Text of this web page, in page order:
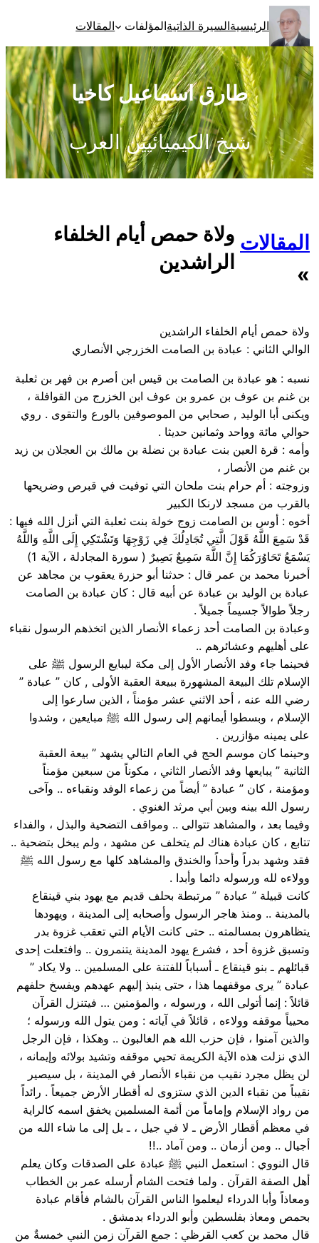
تخطى
إلى
المحتوى
الرئيسيةالسيرة الذاتيةالمؤلفات المقالات
طارق اسماعيل كاخيا
شيخ الكيميائيين العرب
المقالات
»
ولاة حمص أيام الخلفاء
الراشدين
ولاة حمص أيام الخلفاء الراشدين
الوالي الثاني : عبادة بن الصامت الخزرجي الأنصاري
نسبه : هو عبادة بن الصامت بن قيس ابن أصرم بن فهر بن ثعلبة
بن غنم بن عوف بن عمرو بن عوف ابن الخزرج من القوافلة ،
ويكنى أبا الوليد , صحابي من الموصوفين بالورع والتقوى . روي
حوالي مائة وواحد وثمانين حديثا .
وأمه : قرة العين بنت عبادة بن نضلة بن مالك بن العجلان بن زيد
بن غنم من الأنصار ،
وزوجته : أم حرام بنت ملحان التي توفيت في قبرص وضريحها
بالقرب من مسجد لارنكا الكبير
أخوه : أوس بن الصامت زوج خولة بنت ثعلبة التي أنزل الله فيها :
قَدْ سَمِعَ اللَّهُ قَوْلَ الَّتِي تُجَادِلُكَ فِي زَوْجِهَا وَتَشْتَكِي إِلَى اللَّهِ وَاللَّهُ
يَسْمَعُ تَحَاوُرَكُمَا إِنَّ اللَّهَ سَمِيعٌ بَصِيرٌ ( سورة المجادلة ، الآية 1)
أخبرنا محمد بن عمر قال : حدثنا أبو حزرة يعقوب بن مجاهد عن
عبادة بن الوليد بن عبادة عن أبيه قال : كان عبادة بن الصامت
رجلاً طوالاً جسيماً جميلاً .
وعبادة بن الصامت أحد زعماء الأنصار الذين اتخذهم الرسول نقباء
على أهليهم وعشائرهم ..
فحينما جاء وفد الأنصار الأول إلى مكة ليبايع الرسول ﷺ على
الإسلام تلك البيعة المشهورة ببيعة العقبة الأولى , كان ” عبادة ”
رضي الله عنه ، أحد الاثني عشر مؤمناً ، الذين سارعوا إلى
الإسلام ، وبسطوا أيمانهم إلى رسول الله ﷺ مبايعين ، وشدوا
على يمينه مؤازرين .
وحينما كان موسم الحج في العام التالي يشهد ” بيعة العقبة
الثانية ” يبايعها وفد الأنصار الثاني ، مكوناً من سبعين مؤمناً
ومؤمنة ، كان ” عبادة ” أيضاً من زعماء الوفد ونقباءه .. وآخى
رسول الله بينه وبين أبي مرثد الغنوي .
وفيما بعد ، والمشاهد تتوالى .. ومواقف التضحية والبذل ، والفداء
تتابع ، كان عبادة هناك لم يتخلف عن مشهد ، ولم يبخل بتضحية ..
فقد وشهد بدراً وأحداً والخندق والمشاهد كلها مع رسول الله ﷺ
وولاءه لله ورسوله دائما وأبدا .
كانت قبيلة ” عبادة ” مرتبطة بحلف قديم مع يهود بني قينقاع
بالمدينة .. ومنذ هاجر الرسول وأصحابه إلى المدينة ، ويهودها
يتظاهرون بمسالمته .. حتى كانت الأيام التي تعقب غزوة بدر
وتسبق غزوة أحد ، فشرع يهود المدينة يتنمرون .. وافتعلت إحدى
قبائلهم ـ بنو قينقاع ـ أسباباً للفتنة على المسلمين .. ولا يكاد ”
عبادة ” يرى موقفهما هذا ، حتى ينبذ إليهم عهدهم ويفسخ حلفهم
قائلاً : إنما أتولى الله ، ورسوله ، والمؤمنين … فيتنزل القرآن
محيياً موقفه وولاءه ، قائلاً في آياته : ومن يتول الله ورسوله ؛
والذين آمنوا ، فإن حزب الله هم الغالبون .. وهكذا ، فإن الرجل
الذي نزلت هذه الآية الكريمة تحيي موقفه وتشيد بولائه وإيمانه ،
لن يظل مجرد نقيب من نقباء الأنصار في المدينة ، بل سيصير
نقيباً من نقباء الدين الذي ستزوى له أقطار الأرض جميعاً . رائداً
من رواد الإسلام وإماماً من أئمة المسلمين يخفق اسمه كالراية
في معظم أقطار الأرض ـ لا في جيل ، ـ بل إلى ما شاء الله من
أجيال .. ومن أزمان .. ومن آماد ..!!
قال النووي : استعمل النبي ﷺ عبادة على الصدقات وكان يعلم
أهل الصفة القرآن . ولما فتحت الشام أرسله عمر بن الخطاب
ومعاذاً وأبا الدرداء ليعلموا الناس القرآن بالشام فأقام عبادة
بحمص ومعاذ بفلسطين وأبو الدرداء بدمشق .
قال محمد بن كعب القرظي : جمع القرآن زمن النبي خمسةٌ من